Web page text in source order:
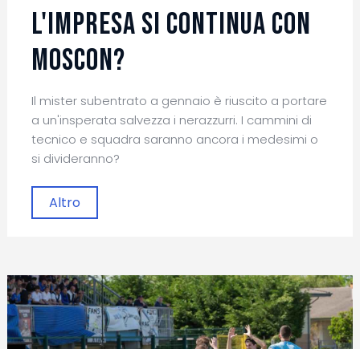
l'impresa si continua con
Moscon?
Il mister subentrato a gennaio è riuscito a portare
a un'insperata salvezza i nerazzurri. I cammini di
tecnico e squadra saranno ancora i medesimi o
si divideranno?
Altro